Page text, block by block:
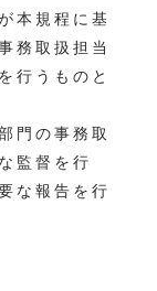
本規程に基
務取扱担当
行うものと
門の事務取
監督を行
な報告を行